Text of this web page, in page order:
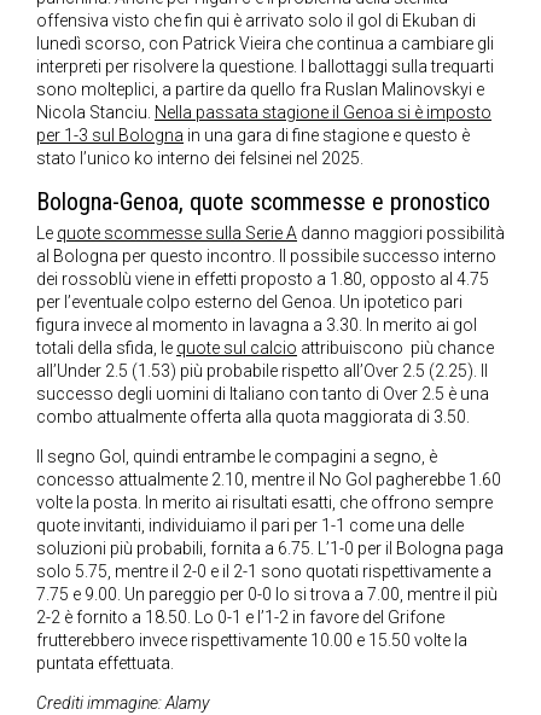
offensiva visto che fin qui è arrivato solo il gol di Ekuban di
lunedì scorso, con Patrick Vieira che continua a cambiare gli
interpreti per risolvere la questione. I ballottaggi sulla trequarti
sono molteplici, a partire da quello fra Ruslan Malinovskyi e
Nicola Stanciu. Nella passata stagione il Genoa si è imposto
per 1-3 sul Bologna in una gara di fine stagione e questo è
stato l’unico ko interno dei felsinei nel 2025.
Bologna-Genoa, quote scommesse e pronostico
Le quote scommesse sulla Serie A danno maggiori possibilità
al Bologna per questo incontro. Il possibile successo interno
dei rossoblù viene in effetti proposto a 1.80, opposto al 4.75
per l’eventuale colpo esterno del Genoa. Un ipotetico pari
figura invece al momento in lavagna a 3.30. In merito ai gol
totali della sfida, le quote sul calcio attribuiscono più chance
all’Under 2.5 (1.53) più probabile rispetto all’Over 2.5 (2.25). Il
successo degli uomini di Italiano con tanto di Over 2.5 è una
combo attualmente offerta alla quota maggiorata di 3.50.
Il segno Gol, quindi entrambe le compagini a segno, è
concesso attualmente 2.10, mentre il No Gol pagherebbe 1.60
volte la posta. In merito ai risultati esatti, che offrono sempre
quote invitanti, individuiamo il pari per 1-1 come una delle
soluzioni più probabili, fornita a 6.75. L’1-0 per il Bologna paga
solo 5.75, mentre il 2-0 e il 2-1 sono quotati rispettivamente a
7.75 e 9.00. Un pareggio per 0-0 lo si trova a 7.00, mentre il più
2-2 è fornito a 18.50. Lo 0-1 e l’1-2 in favore del Grifone
frutterebbero invece rispettivamente 10.00 e 15.50 volte la
puntata effettuata.
Crediti immagine: Alamy